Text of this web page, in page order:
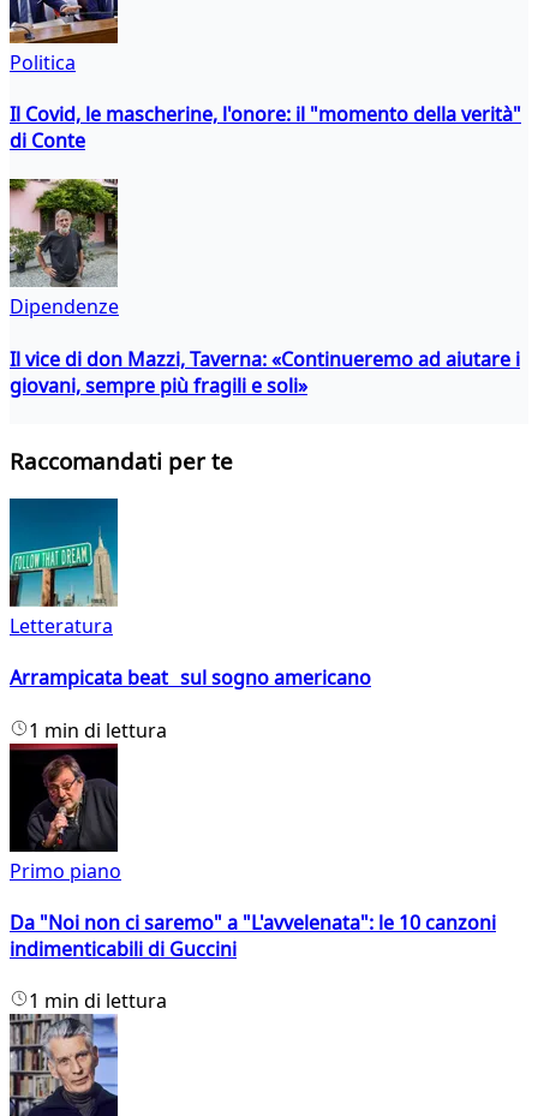
Politica
Il Covid, le mascherine, l'onore: il "momento della verità"
di Conte
Dipendenze
Il vice di don Mazzi, Taverna: «Continueremo ad aiutare i
giovani, sempre più fragili e soli»
Raccomandati per te
Letteratura
Arrampicata beat sul sogno americano
1 min di lettura
Primo piano
Da "Noi non ci saremo" a "L'avvelenata": le 10 canzoni
indimenticabili di Guccini
1 min di lettura